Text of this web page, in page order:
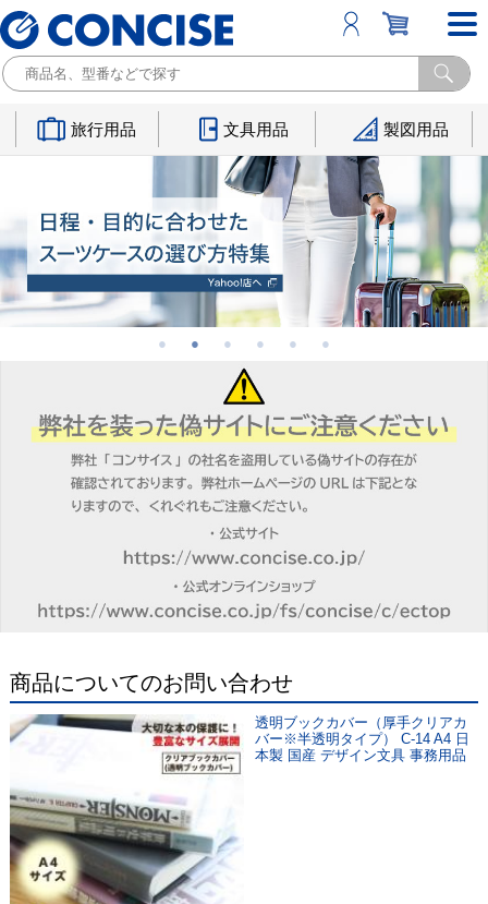
旅行用品 文具用品 製図用品
商品についてのお問い合わせ
透明ブックカバー（厚手クリアカ
バー※半透明タイプ） C-14 A4 日
本製 国産 デザイン文具 事務用品